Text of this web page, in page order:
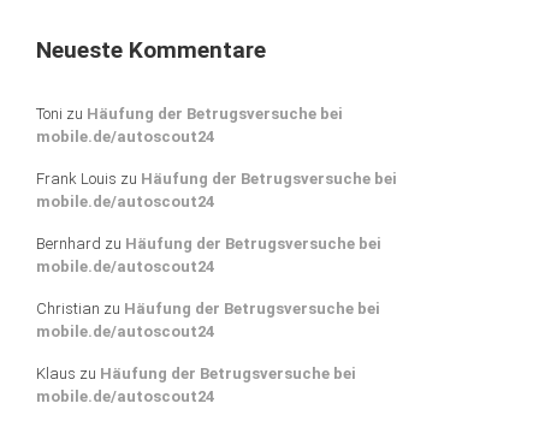
Neueste Kommentare
Toni zu Häufung der Betrugsversuche bei
mobile.de/autoscout24
Frank Louis zu Häufung der Betrugsversuche bei
mobile.de/autoscout24
Bernhard zu Häufung der Betrugsversuche bei
mobile.de/autoscout24
Christian zu Häufung der Betrugsversuche bei
mobile.de/autoscout24
Klaus zu Häufung der Betrugsversuche bei
mobile.de/autoscout24